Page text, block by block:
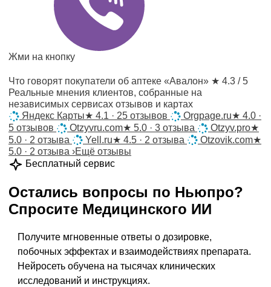
Жми на кнопку
Что говорят покупатели об аптеке «Авалон» ★ 4.3 / 5
Реальные мнения клиентов, собранные на
независимых сервисах отзывов и картах
Яндекс Карты★ 4.1 · 25 отзывов Orgpage.ru★ 4.0 ·
5 отзывов
Otzyvru.com★ 5.0 · 3 отзыва Otzyv.pro★
5.0 · 2 отзыва
Yell.ru★ 4.5 · 2 отзыва Otzovik.com★
5.0 · 2 отзыва ›Ещё отзывы
Бесплатный сервис
Остались вопросы по Ньюпро?
Спросите Медицинского ИИ
Получите мгновенные ответы о дозировке,
побочных эффектах и взаимодействиях препарата.
Нейросеть обучена на тысячах клинических
исследований и инструкциях.